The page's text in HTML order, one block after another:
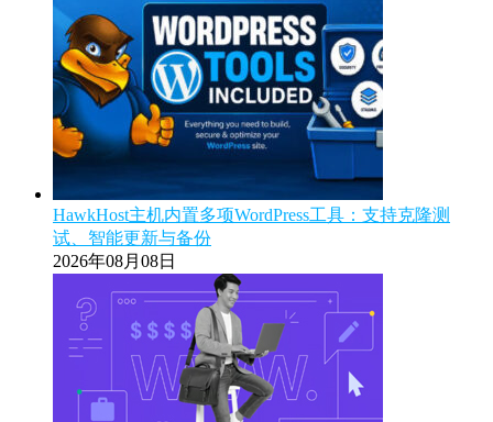
HawkHost主机内置多项WordPress工具：支持克隆测
试、智能更新与备份
2026年08月08日